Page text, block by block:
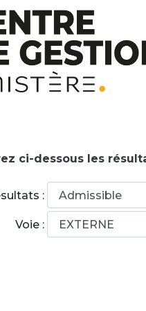
ci-dessous les
:
Voie :